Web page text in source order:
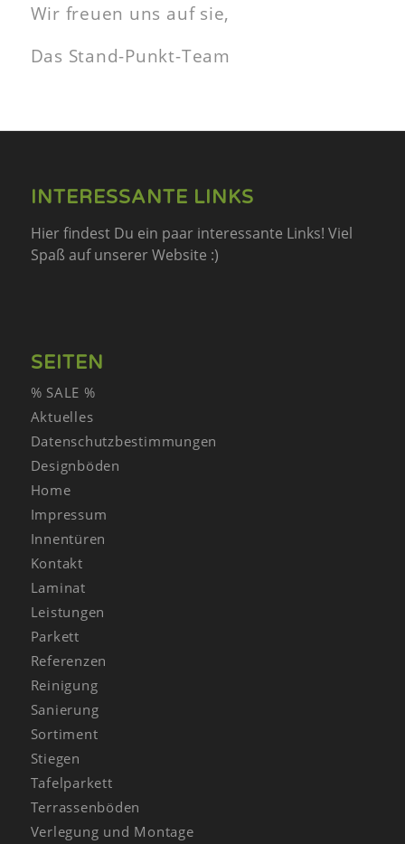
Wir freuen uns auf sie,
Das Stand-Punkt-Team
INTERESSANTE LINKS
Hier findest Du ein paar interessante Links! Viel
Spaß auf unserer Website :)
SEITEN
% SALE %
Aktuelles
Datenschutzbestimmungen
Designböden
Home
Impressum
Innentüren
Kontakt
Laminat
Leistungen
Parkett
Referenzen
Reinigung
Sanierung
Sortiment
Stiegen
Tafelparkett
Terrassenböden
Verlegung und Montage